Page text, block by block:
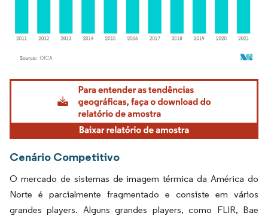
Imagem © Mordor Intelligence. O reuso requer atribuição conforme CC BY 4.0.
Cenário Competitivo
O mercado de sistemas de imagem térmica da América do
Norte é parcialmente fragmentado e consiste em vários
grandes players. Alguns grandes players, como FLIR, Bae